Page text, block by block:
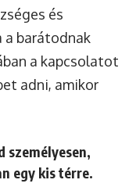
és
a barátodnak
a kapcsolatot
adni, amikor
személyesen,
egy kis térre.